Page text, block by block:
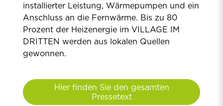
installierter Leistung, Wärmepumpen und ein
Anschluss an die Fernwärme. Bis zu 80
Prozent der Heizenergie im VILLAGE IM
DRITTEN werden aus lokalen Quellen
gewonnen.
Hier finden Sie den gesamten
Pressetext